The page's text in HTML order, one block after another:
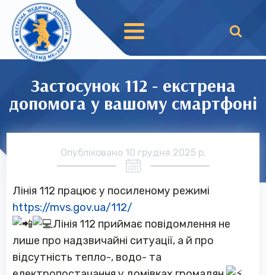
Застосунок 112 - екстрена
допомога у вашому смартфоні
Опубліковано 10 грудня 2025 р.
Лінія 112 працює у посиленому режимі
https://mvs.gov.ua/112/
Лінія 112 приймає повідомлення не
лише про надзвичайні ситуації, а й про
відсутність тепло-, водо- та